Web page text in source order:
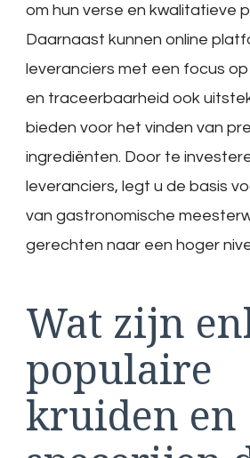
om hun verse en kwalitatieve
Daarnaast kunnen online
leveranciers met een focus
en traceerbaarheid ook
bieden voor het vinden van
ingrediënten. Door te
leveranciers, legt u de basis
van gastronomische
gerechten naar een hoger
Wat zijn
populaire
kruiden en